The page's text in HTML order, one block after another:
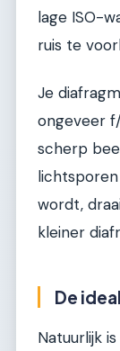
lage ISO-
ruis te
Je
ongeveer
scherp
wordt,
kleiner
De
Natuurlijk